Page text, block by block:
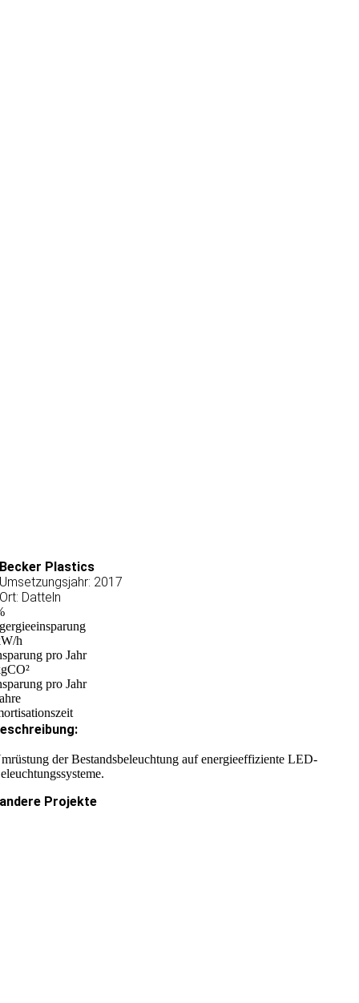
Becker Plastics
Umsetzungsjahr: 2017
Ort: Datteln
h
pro Jahr
pro Jahr
der Bestandsbeleuchtung auf energieeffiziente LED-
andere Projekte